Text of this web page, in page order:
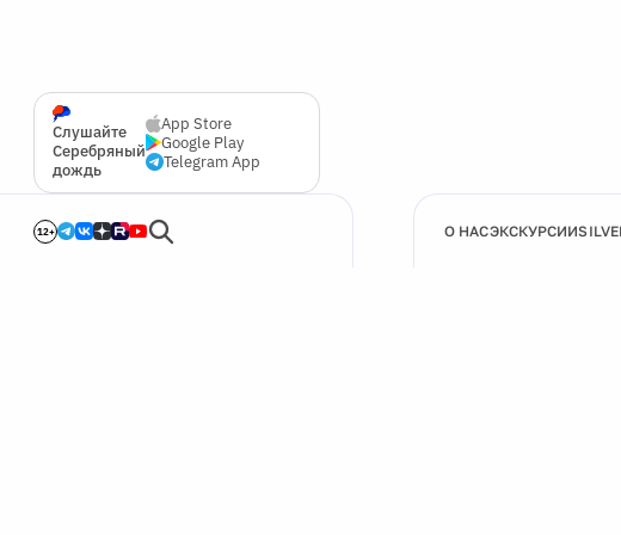
Слушайте
Серебряный
дождь
App Store
Google Play
Telegram App
12+ О НАСЭКСКУРСИИ